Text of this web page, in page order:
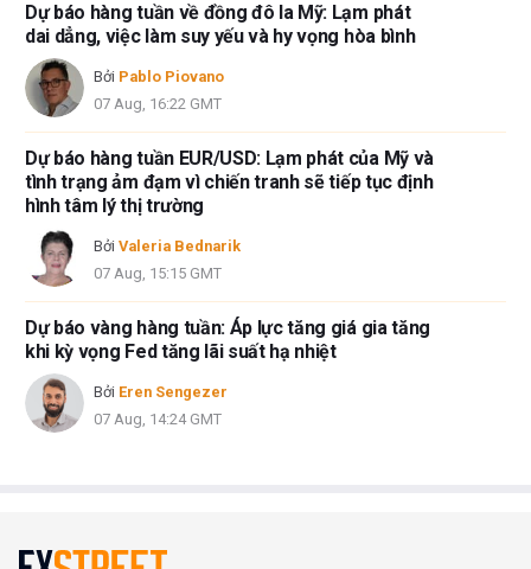
Dự báo hàng tuần về đồng đô la Mỹ: Lạm phát
dai dẳng, việc làm suy yếu và hy vọng hòa bình
Bởi Pablo Piovano
07 Aug, 16:22 GMT
Dự báo hàng tuần EUR/USD: Lạm phát của Mỹ và
tình trạng ảm đạm vì chiến tranh sẽ tiếp tục định
hình tâm lý thị trường
Bởi Valeria Bednarik
07 Aug, 15:15 GMT
Dự báo vàng hàng tuần: Áp lực tăng giá gia tăng
khi kỳ vọng Fed tăng lãi suất hạ nhiệt
Bởi Eren Sengezer
07 Aug, 14:24 GMT